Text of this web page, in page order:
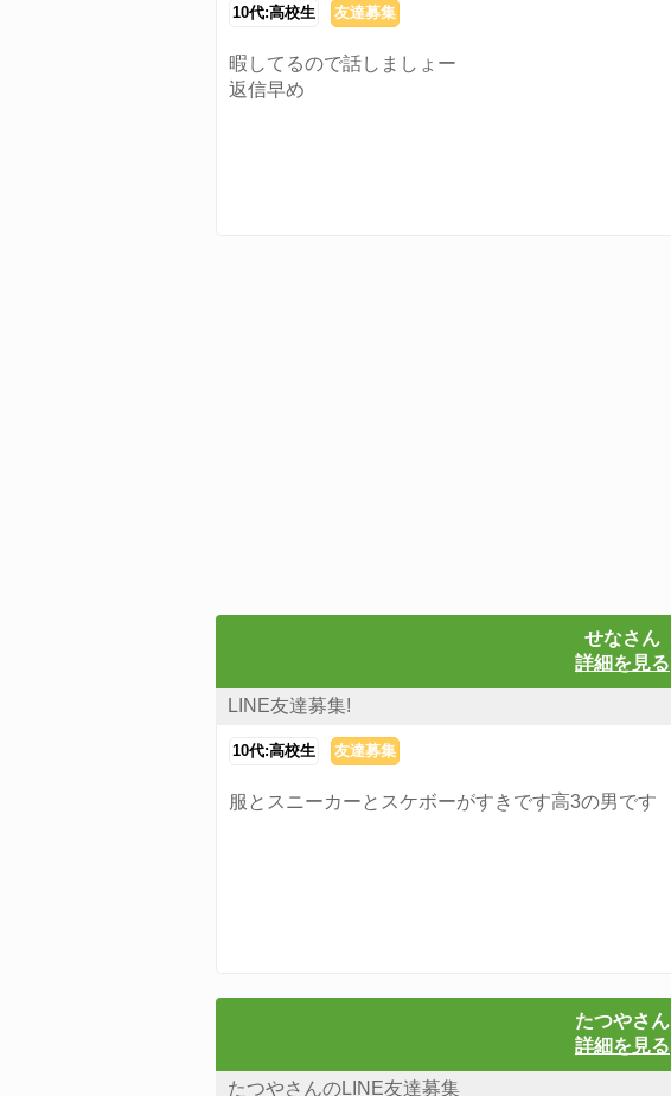
10代:高校生 友達募集
暇してるので話しましょー
返信早め
せなさん
詳細を見る
LINE友達募集!
10代:高校生 友達募集
服とスニーカーとスケボーがすきです高3の男です
たつやさん
詳細を見る
たつやさんのLINE友達募集